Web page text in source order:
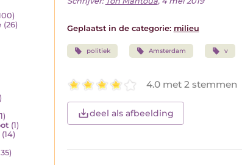
(26)
(1)
(14)
Geplaatst in de categorie: milieu
politiek Amsterdam v
4.0 met 2 stemmen
deel als afbeelding